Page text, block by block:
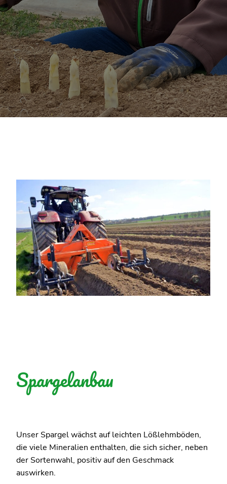
Spargelanbau
Unser Spargel wächst auf leichten Lößlehmböden,
die viele Mineralien enthalten, die sich sicher, neben
der Sortenwahl, positiv auf den Geschmack
auswirken.